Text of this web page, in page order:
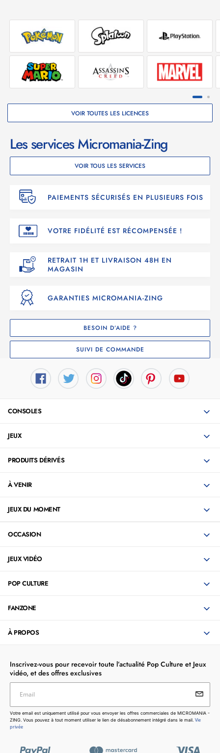
VOIR TOUTES LES LICENCES
Les services Micromania-Zing
VOIR TOUS LES SERVICES
PAIEMENTS SÉCURISÉS EN PLUSIEURS FOIS
VOTRE FIDÉLITÉ EST RÉCOMPENSÉE !
RETRAIT 1H ET LIVRAISON 48H EN
MAGASIN
GARANTIES MICROMANIA-ZING
BESOIN D’AIDE ?
SUIVI DE COMMANDE
CONSOLES
JEUX
PRODUITS DÉRIVÉS
À VENIR
JEUX DU MOMENT
OCCASION
JEUX VIDÉO
POP CULTURE
FANZONE
À PROPOS
Inscrivez-vous pour recevoir toute l’actualité Pop Culture et Jeux
vidéo, et des offres exclusives
Votre email est uniquement utilisé pour vous envoyer les
offres commerciales de MICROMANIA - ZING. Vous pouvez
à tout moment utiliser le lien de désabonnement intégré dans
Email
Votre email est uniquement utilisé pour vous envoyer les offres commerciales de MICROMANIA -
ZING. Vous pouvez à tout moment utiliser le lien de désabonnement intégré dans le mail. Vie
privée